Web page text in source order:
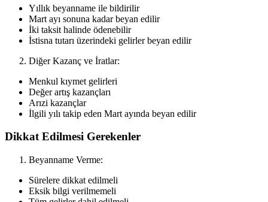
Yıllık beyanname ile bildirilir
Mart ayı sonuna kadar beyan edilir
İki taksit halinde ödenebilir
İstisna tutarı üzerindeki gelirler beyan edilir
Diğer Kazanç ve İratlar:
Menkul kıymet gelirleri
Değer artış kazançları
Arızi kazançlar
İlgili yılı takip eden Mart ayında beyan edilir
Dikkat Edilmesi Gerekenler
Beyanname Verme:
Sürelere dikkat edilmeli
Eksik bilgi verilmemeli